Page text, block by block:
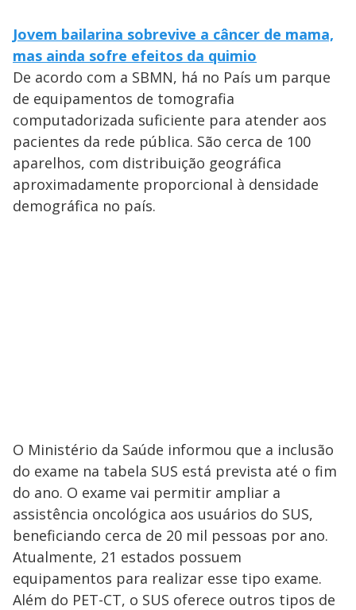
Jovem bailarina sobrevive a câncer de mama,
mas ainda sofre efeitos da quimio
De acordo com a SBMN, há no País um parque
de equipamentos de tomografia
computadorizada suficiente para atender aos
pacientes da rede pública. São cerca de 100
aparelhos, com distribuição geográfica
aproximadamente proporcional à densidade
demográfica no país.
O Ministério da Saúde informou que a inclusão
do exame na tabela SUS está prevista até o fim
do ano. O exame vai permitir ampliar a
assistência oncológica aos usuários do SUS,
beneficiando cerca de 20 mil pessoas por ano.
Atualmente, 21 estados possuem
equipamentos para realizar esse tipo exame.
Além do PET-CT, o SUS oferece outros tipos de